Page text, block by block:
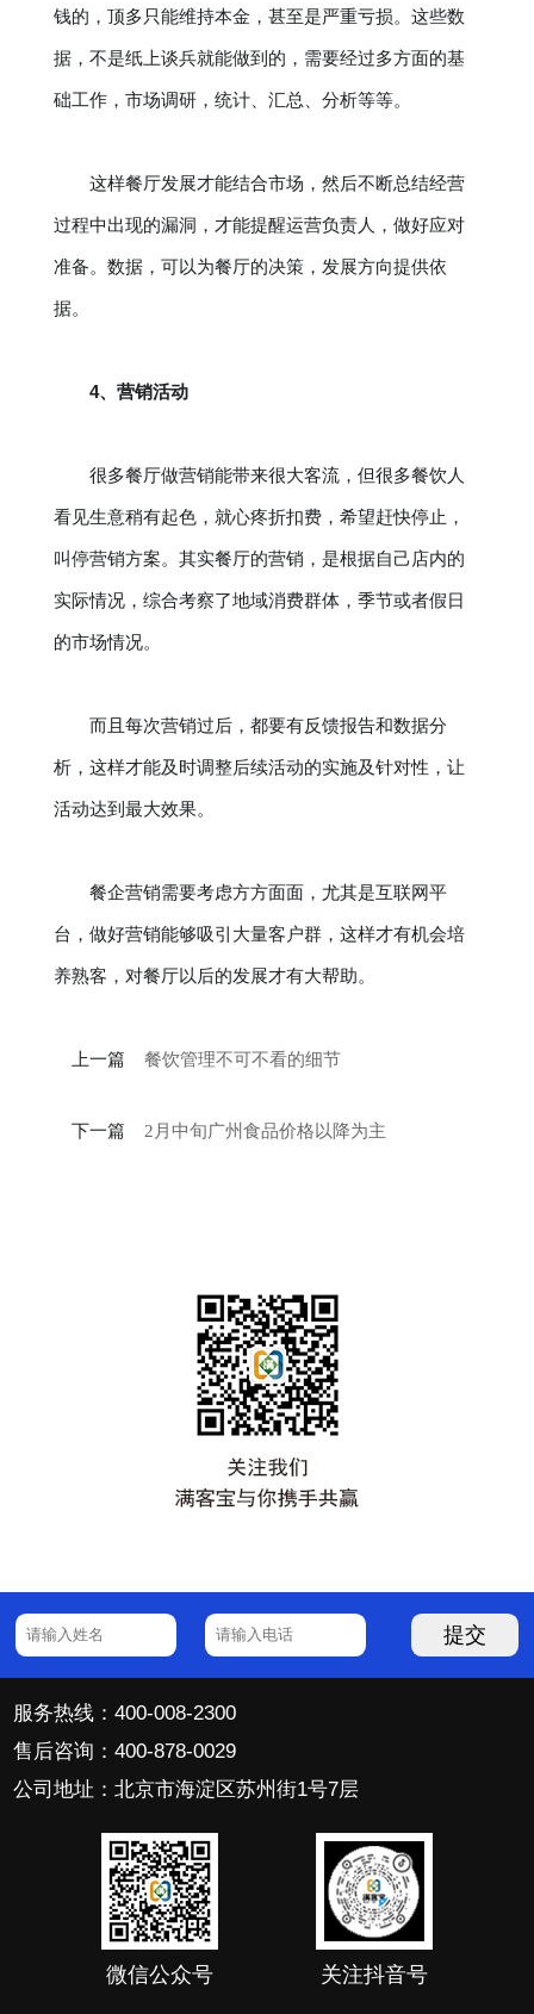
钱的，顶多只能维持本金，甚至是严重亏损。这些数
据，不是纸上谈兵就能做到的，需要经过多方面的基
础工作，市场调研，统计、汇总、分析等等。
这样餐厅发展才能结合市场，然后不断总结经营
过程中出现的漏洞，才能提醒运营负责人，做好应对
准备。数据，可以为餐厅的决策，发展方向提供依
据。
4、营销活动
很多餐厅做营销能带来很大客流，但很多餐饮人
看见生意稍有起色，就心疼折扣费，希望赶快停止，
叫停营销方案。其实餐厅的营销，是根据自己店内的
实际情况，综合考察了地域消费群体，季节或者假日
的市场情况。
而且每次营销过后，都要有反馈报告和数据分
析，这样才能及时调整后续活动的实施及针对性，让
活动达到最大效果。
餐企营销需要考虑方方面面，尤其是互联网平
台，做好营销能够吸引大量客户群，这样才有机会培
养熟客，对餐厅以后的发展才有大帮助。
上一篇 餐饮管理不可不看的细节
下一篇 2月中旬广州食品价格以降为主
提交
服务热线：400-008-2300
售后咨询：400-878-0029
公司地址：北京市海淀区苏州街1号7层
微信公众号 关注抖音号